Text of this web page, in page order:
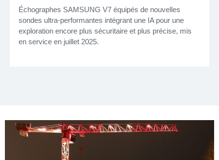
Échographes SAMSUNG V7 équipés de nouvelles
sondes ultra-performantes intégrant une IA pour une
exploration encore plus sécuritaire et plus précise, mis
en service en juillet 2025.